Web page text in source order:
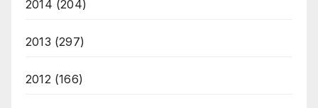
2014 (204)
2013 (297)
2012 (166)